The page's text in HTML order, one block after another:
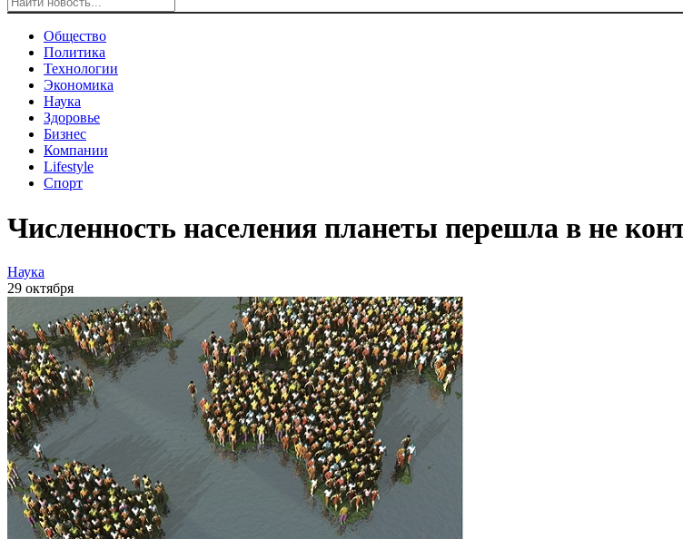
Общество
Политика
Технологии
Экономика
Наука
Здоровье
Бизнес
Компании
Lifestyle
Спорт
Численность населения планеты перешла в не
Наука
29 октября